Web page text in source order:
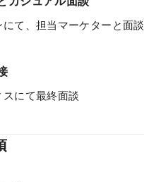
にて、担当マーケターと面談
にて最終面談